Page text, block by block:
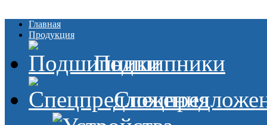
Главная
Продукция
Подшипники